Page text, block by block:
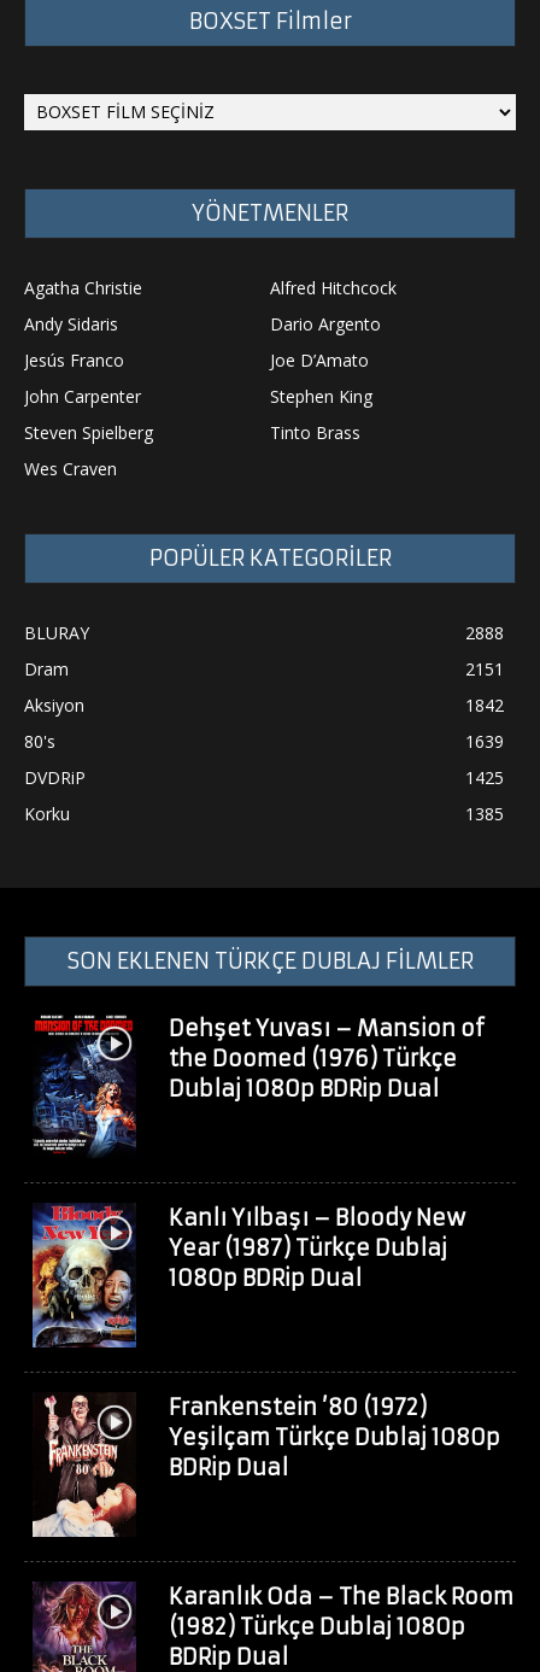
BOXSET Filmler
YÖNETMENLER
Agatha Christie
Alfred Hitchcock
Andy Sidaris
Dario Argento
Jesús Franco
Joe D’Amato
John Carpenter
Stephen King
Steven Spielberg
Tinto Brass
Wes Craven
POPÜLER KATEGORİLER
BLURAY
2888
Dram
2151
Aksiyon
1842
80's
1639
DVDRiP
1425
Korku
1385
SON EKLENEN TÜRKÇE DUBLAJ FİLMLER
Dehşet Yuvası – Mansion of
the Doomed (1976) Türkçe
Dublaj 1080p BDRip Dual
Kanlı Yılbaşı – Bloody New
Year (1987) Türkçe Dublaj
1080p BDRip Dual
Frankenstein ’80 (1972)
Yeşilçam Türkçe Dublaj 1080p
BDRip Dual
Karanlık Oda – The Black Room
(1982) Türkçe Dublaj 1080p
BDRip Dual